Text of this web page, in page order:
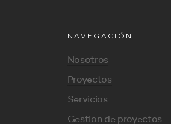
NAVEGACIÓN
Nosotros
Proyectos
Servicios
Gestion de proyectos